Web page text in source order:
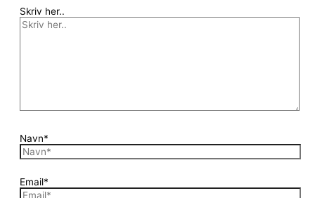
Skriv her..
Navn*
Email*